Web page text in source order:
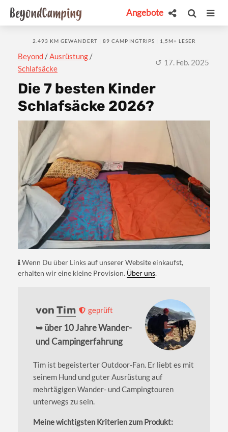
Angebote
Beyond /Ausrüstung /
Schlafsäcke
2.493 KM GEWANDERT | 89 CAMPINGTRIPS | 1,5M+ LESER
17. Feb. 2025
Die 7 besten Kinder
Schlafsäcke 2026?
Wenn Du über Links auf unserer Website einkaufst,
erhalten wir eine kleine Provision. Über uns.
vonTim geprüft
➥ über 10 Jahre Wander-
und Campingerfahrung
Tim ist begeisterter Outdoor-Fan. Er liebt es mit
seinem Hund und guter Ausrüstung auf
mehrtägigen Wander- und Campingtouren
unterwegs zu sein.
Meine wichtigsten Kriterien zum Produkt: